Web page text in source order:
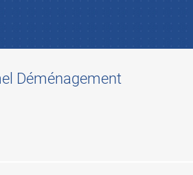
Déménagement